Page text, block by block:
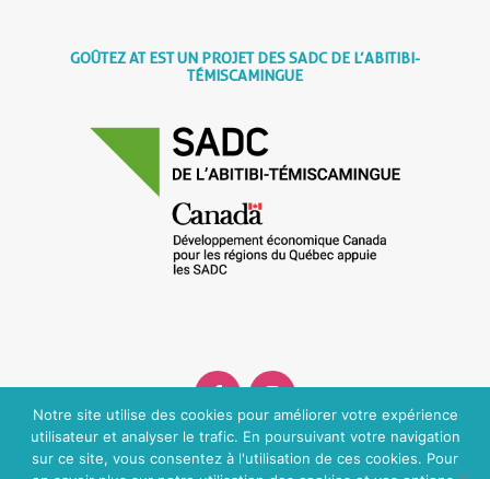
GOÛTEZ AT EST UN PROJET DES SADC DE L’ABITIBI-
TÉMISCAMINGUE
FacebookInstagram
Notre site utilise des cookies pour améliorer votre expérience
utilisateur et analyser le trafic. En poursuivant votre navigation
sur ce site, vous consentez à l'utilisation de ces cookies. Pour